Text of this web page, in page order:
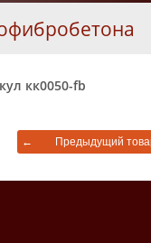
кк0050-fb
← Предыдущий